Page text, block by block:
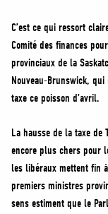
C’est ce qui ressort
Comité des finances
provinciaux de la
Nouveau-Brunswick, qui
taxe ce poisson d’avril.
La hausse de la taxe de
encore plus chers pour
les libéraux mettent fin
premiers ministres
sens estiment que le